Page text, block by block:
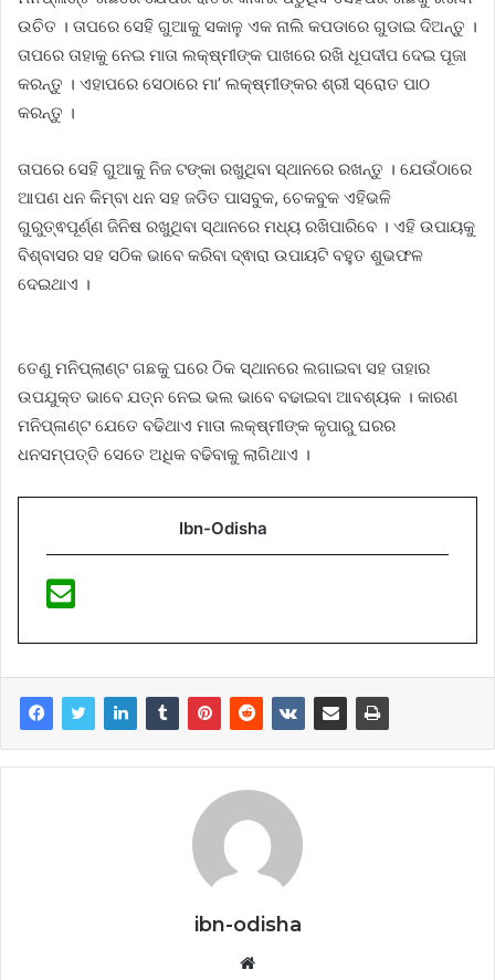
ଉଚିତ । ତାପରେ ସେହି ଗୁଆକୁ ସକାଳୁ ଏକ ନାଲି କପଡାରେ ଗୁଡାଇ ଦିଅନ୍ତୁ ।
ତାପରେ ତାହାକୁ ନେଇ ମାତା ଲକ୍ଷ୍ମୀଙ୍କ ପାଖରେ ରଖି ଧୂପଦୀପ ଦେଇ ପୂଜା
କରନ୍ତୁ । ଏହାପରେ ସେଠାରେ ମା’ ଲକ୍ଷ୍ମୀଙ୍କର ଶ୍ରୀ ସ୍ରୋତ ପାଠ
କରନ୍ତୁ ।
ତାପରେ ସେହି ଗୁଆକୁ ନିଜ ଟଙ୍କା ରଖୁଥିବା ସ୍ଥାନରେ ରଖନ୍ତୁ । ଯେଉଁଠାରେ
ଆପଣ ଧନ କିମ୍ବା ଧନ ସହ ଜଡିତ ପାସବୁକ, ଚେକବୁକ ଏହିଭଳି
ଗୁରୁତ୍ଵପୂର୍ଣ୍ଣ ଜିନିଷ ରଖୁଥିବା ସ୍ଥାନରେ ମଧ୍ୟ ରଖିପାରିବେ । ଏହି ଉପାୟକୁ
ବିଶ୍ବାସର ସହ ସଠିକ ଭାବେ କରିବା ଦ୍ଵାରା ଉପାୟଟି ବହୁତ ଶୁଭଫଳ
ଦେଇଥାଏ ।
ତେଣୁ ମନିପ୍ଲାଣ୍ଟ ଗଛକୁ ଘରେ ଠିକ ସ୍ଥାନରେ ଲଗାଇବା ସହ ତାହାର
ଉପଯୁକ୍ତ ଭାବେ ଯତ୍ନ ନେଇ ଭଲ ଭାବେ ବଢାଇବା ଆବଶ୍ୟକ । କାରଣ
ମନିପ୍ଳାଣ୍ଟ ଯେତେ ବଢିଥାଏ ମାତା ଲକ୍ଷ୍ମୀଙ୍କ କୃପାରୁ ଘରର
ଧନସମ୍ପତ୍ତି ସେତେ ଅଧିକ ବଢିବାକୁ ଲାଗିଥାଏ ।
Ibn-Odisha
ibn-odisha
Website